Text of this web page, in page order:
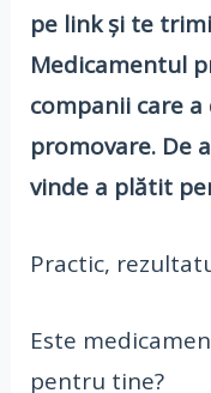
pe link și te
Medicamentul
companii care
promovare. De
vinde a plătit
Practic,
Este
pentru tine?